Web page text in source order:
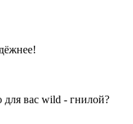
для вас wild - гнилой?